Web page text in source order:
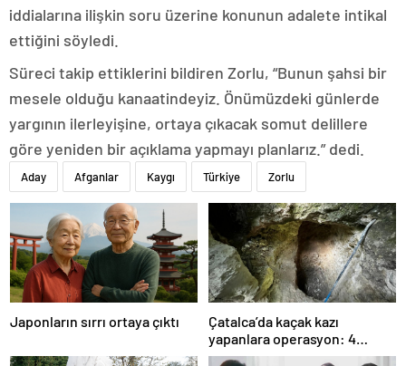
iddialarına ilişkin soru üzerine konunun adalete intikal
ettiğini söyledi.
Süreci takip ettiklerini bildiren Zorlu, “Bunun şahsi bir
mesele olduğu kanaatindeyiz. Önümüzdeki günlerde
yargının ilerleyişine, ortaya çıkacak somut delillere
göre yeniden bir açıklama yapmayı planlarız.” dedi.
Aday Afganlar Kaygı Türkiye Zorlu
Japonların sırrı ortaya çıktı
Çatalca’da kaçak kazı
yapanlara operasyon: 4
gözaltı